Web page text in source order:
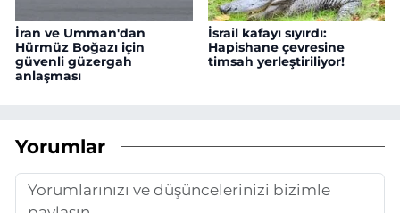
İran ve Umman'dan
Hürmüz Boğazı için
güvenli güzergah
anlaşması
İsrail kafayı sıyırdı:
Hapishane çevresine
timsah yerleştiriliyor!
Yorumlar